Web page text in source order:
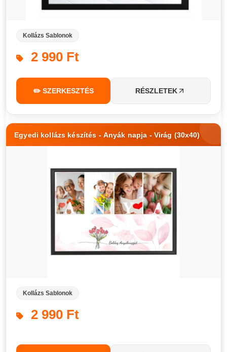
Kollázs Sablonok
2 990 Ft
✏️ SZERKESZTÉS RÉSZLETEK
Egyedi kollázs készítés - Anyák napja - Virág (30x40)
Kollázs Sablonok
2 990 Ft